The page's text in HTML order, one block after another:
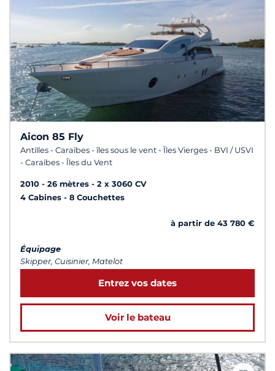
Aicon 85 Fly
Antilles - Caraïbes - îles sous le vent - Îles Vierges - BVI / USVI
- Caraïbes - Îles du Vent
2010 26 mètres
2 x 3060 CV
4 Cabines
8 Couchettes
à partir de 43 780 €
Équipage
Skipper, Cuisinier, Matelot
Entrez vos dates
Voir le bateau